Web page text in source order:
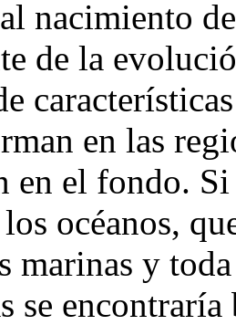
nacimiento
de la
en las
en el fondo.
océanos,
marinas y
se encontraría